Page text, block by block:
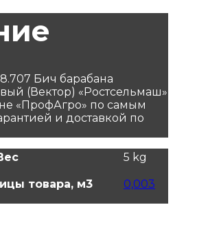
Бич барабана
(Вектор) «Ростсельмаш»
«ПрофАгро» по самым
и доставкой по
5 kg
товара, м3 0,003